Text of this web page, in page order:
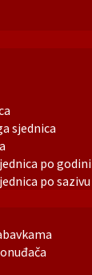
sjednica
po godini
po sazivu